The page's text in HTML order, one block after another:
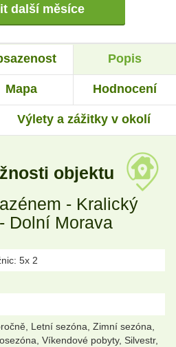
další měsíce
Popis
Mapa Hodnocení
Výlety a zážitky v okolí
objektu
- Kralický
Dolní Morava
5x 2
Letní sezóna, Zimní sezóna,
Víkendové pobyty, Silvestr,